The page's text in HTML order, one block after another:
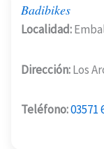
Badibikes
Localidad:
Dirección:Los
Teléfono:03571